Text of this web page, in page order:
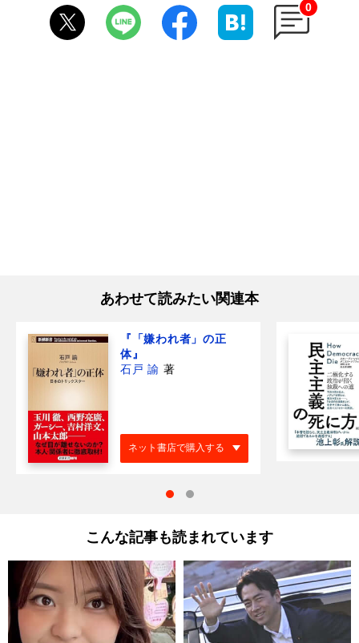
0
あわせて読みたい関連本
『「嫌われ者」の正
体』
石戸 諭 著
ネット書店で購入する
こんな記事も読まれています